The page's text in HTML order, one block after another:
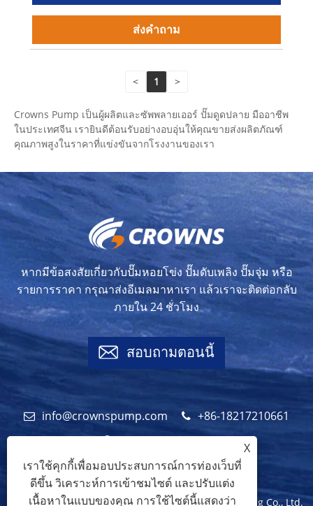
ส่งคำถาม
< 1 >
Crowns Pump เป็นผู้ผลิตและซัพพลายเออร์ ปั๊มดูดปลาย มืออาชีพ
ในประเทศจีน เรายินดีต้อนรับอย่างอบอุ่นให้คุณขายส่งผลิตภัณฑ์
คุณภาพสูงในราคาที่แข่งขันจากโรงงานของเรา
หากมีข้อสงสัยเกี่ยวกับปั๊มหอยโข่ง ปั๊มดับเพลิง ปั๊มจุ่ม หรือ
รายการราคา กรุณาส่งอีเมลมาหาเรา แล้วเราจะติดต่อกลับ
ภายใน 24 ชั่วโมง
สอบถามตอนนี้
+86-18217210661
info@crownspump.com
+86-18217210661
ลิขสิทธิ์© 2024 Shanghai Crowns Pump Manufacturing Co., Ltd.
X
เราใช้คุกกี้เพื่อมอบประสบการณ์การท่องเว็บที่
ดีขึ้น วิเคราะห์การเข้าชมไซต์ และปรับแต่ง
เนื้อหาในแบบของคุณ การใช้ไซต์นี้แสดงว่า